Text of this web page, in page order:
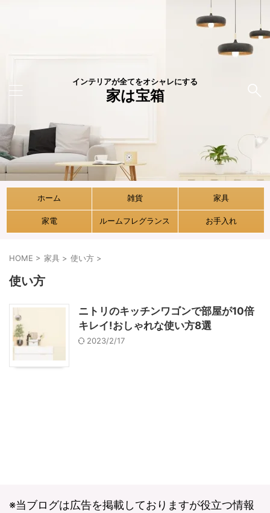
インテリアが全てをオシャレにする
家は宝箱
ホーム 雑貨 家具
家電 ルームフレグランス お手入れ
HOME > 家具 > 使い方 >
使い方
ニトリのキッチンワゴンで部屋が10倍
キレイ!おしゃれな使い方8選
2023/2/17
※当ブログは広告を掲載しておりますが役立つ情報